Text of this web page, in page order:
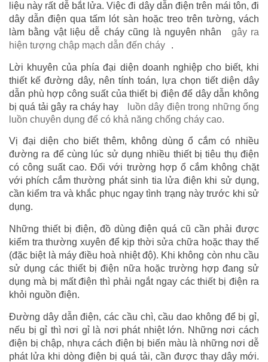
liệu này rất dễ bắt lửa. Việc đi dây dẫn điện trên mái tôn, đi
dây dẫn điện qua tấm lót sàn hoặc treo trên tường, vách
làm bằng vật liệu dễ cháy cũng là nguyên nhân
gây ra
hiện tượng chập mạch dẫn đến cháy
.
Lời khuyên của phía đại diện doanh nghiệp cho biết, khi
thiết kế đường dây, nên tính toán, lựa chọn tiết diện dây
dẫn phù hợp công suất của thiết bị điện để dây dẫn không
bị quá tải gây ra cháy hay
luồn dây điện trong những ống
luồn chuyên dụng để có khả năng chống cháy cao.
Vị đại diện cho biết thêm, không dùng ổ cắm có nhiều
đường ra để cùng lúc sử dụng nhiều thiết bị tiêu thụ điện
có công suất cao. Đối với trường hợp ổ cắm không chặt
với phích cắm thường phát sinh tia lửa điện khi sử dụng,
cần kiểm tra và khắc phục ngay tình trạng này trước khi sử
dụng.
Những thiết bị điện, đồ dùng điện quá cũ cần phải được
kiểm tra thường xuyên để kịp thời sửa chữa hoặc thay thế
(đặc biệt là máy điều hoà nhiệt độ). Khi không còn nhu cầu
sử dụng các thiết bị điện nữa hoặc trường hợp đang sử
dụng mà bị mất điện thì phải ngắt ngay các thiết bị điện ra
khỏi nguồn điện.
Đường dây dẫn điện, các cầu chì, cầu dao không để bị gỉ,
nếu bị gỉ thì nơi gỉ là nơi phát nhiệt lớn. Những nơi cách
điện bị chập, nhựa cách điện bị biến màu là những nơi dễ
phát lửa khi dòng điện bị quá tải, cần được thay dây mới.